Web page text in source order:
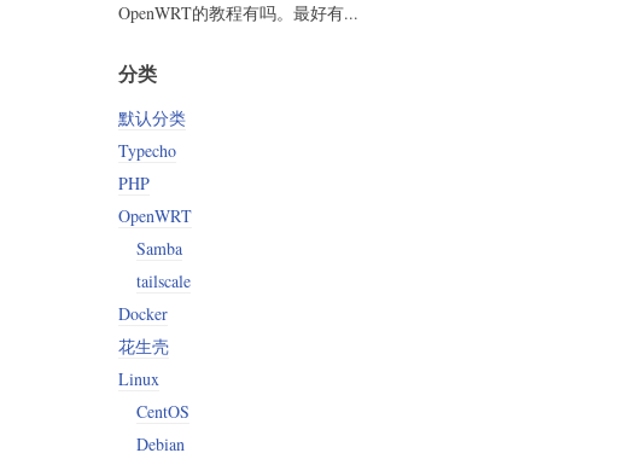
OpenWRT的教程有吗。最好有...
分类
默认分类
Typecho
PHP
OpenWRT
Samba
tailscale
Docker
花生壳
Linux
CentOS
Debian